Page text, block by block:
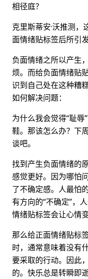
相径庭？
克里斯蒂安·沃推测
面情绪贴标签后所引
负面情绪之所以产生
烦。而给负面情绪贴
识到自己处在这种糟
如何解决问题：
为什么我会觉得“耻
鞋。那该怎么办？下
谈吧。
找到产生负面情绪的
感觉更好。因为哪怕
了不确定感。人最怕
有方向的“不确定”，
情绪贴标签会让心情
那么给正面情绪贴标
时，通常意味着没有
要采取的行动。因此
的。快乐总是转瞬即